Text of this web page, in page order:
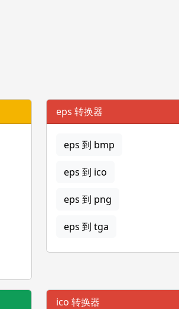
eps 转换器
eps 到 bmp
eps 到 ico
eps 到 png
eps 到 tga
ico 转换器